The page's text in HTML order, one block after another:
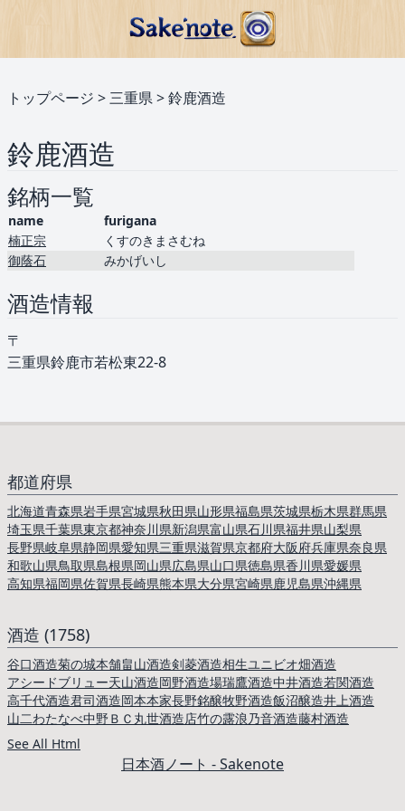
トップページ >三重県>鈴鹿酒造
鈴鹿酒造
銘柄一覧
name
furigana
楠正宗
くすのきまさむね
御蔭石
みかげいし
酒造情報
〒
三重県鈴鹿市若松東22-8
都道府県
北海道青森県岩手県宮城県秋田県山形県福島県茨城県栃木県群馬県
埼玉県千葉県東京都神奈川県新潟県富山県石川県福井県山梨県
長野県岐阜県静岡県愛知県三重県滋賀県京都府大阪府兵庫県奈良県
和歌山県鳥取県島根県岡山県広島県山口県徳島県香川県愛媛県
高知県福岡県佐賀県長崎県熊本県大分県宮崎県鹿児島県沖縄県
酒造 (1758)
谷口酒造菊の城本舗畠山酒造剣菱酒造相生ユニビオ畑酒造
アシードブリュー天山酒造岡野酒造場瑞鷹酒造中井酒造若関酒造
高千代酒造君司酒造岡本本家長野銘醸牧野酒造飯沼醸造井上酒造
山二わたなべ中野ＢＣ 丸世酒造店竹の露浪乃音酒造藤村酒造
See All Html
日本酒ノート - Sakenote